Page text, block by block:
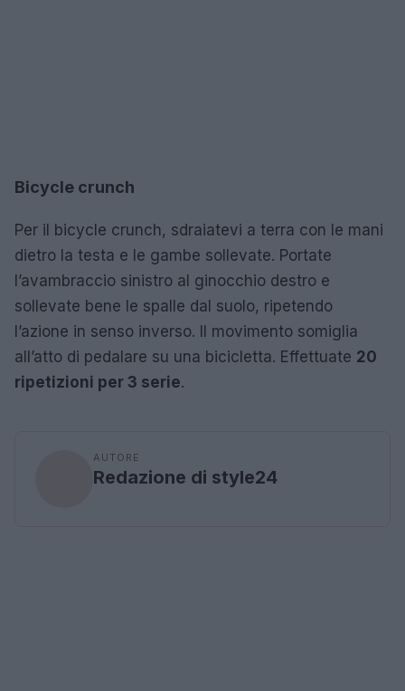
Bicycle crunch
Per il bicycle crunch, sdraiatevi a terra con le mani
dietro la testa e le gambe sollevate. Portate
l’avambraccio sinistro al ginocchio destro e
sollevate bene le spalle dal suolo, ripetendo
l’azione in senso inverso. Il movimento somiglia
all’atto di pedalare su una bicicletta. Effettuate 20
ripetizioni per 3 serie.
AUTORE
Redazione di style24